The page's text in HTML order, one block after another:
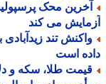
محک پرسپولیس
می کند
تند زیدآبادی
است
طلا، سکه و دلار